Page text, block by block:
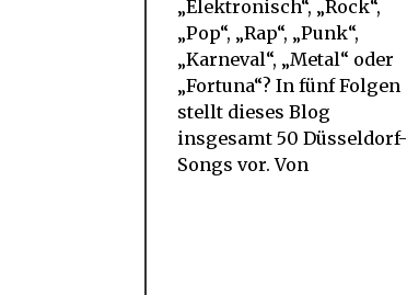
„Elektronisch“, „Rock“,
„Pop“, „Rap“, „Punk“,
„Karneval“, „Metal“ oder
„Fortuna“? In fünf Folgen
stellt dieses Blog
insgesamt 50 Düsseldorf-
Songs vor. Von